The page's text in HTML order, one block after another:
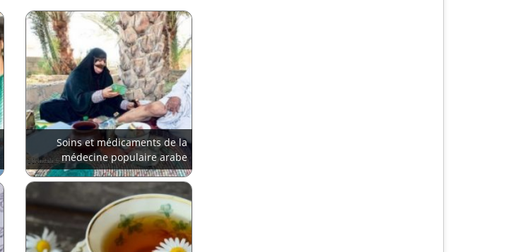
Soins et médicaments de la
médecine populaire arabe